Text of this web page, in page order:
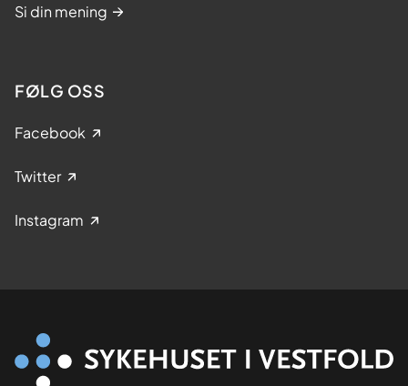
Si din mening
FØLG OSS
Facebook
Twitter
Instagram